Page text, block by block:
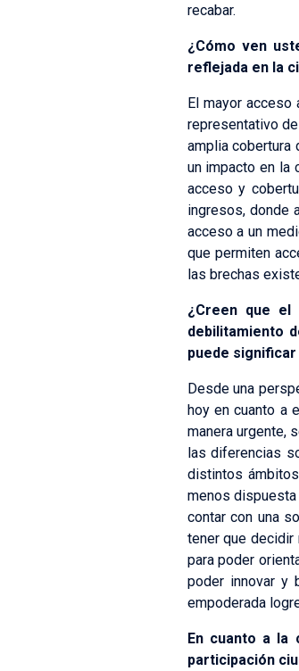
recabar.
¿Cómo ven
reflejada en la
El mayor
representativo
amplia cobertura
un impacto en la
acceso y
ingresos, donde
acceso a un
que permiten
las brechas
¿Creen que
debilitamiento
puede
Desde una
hoy en cuanto a
manera urgente,
las diferencias
distintos
menos
contar con una
tener que decidir
para poder
poder innovar y
empoderada
En cuanto a la
participación